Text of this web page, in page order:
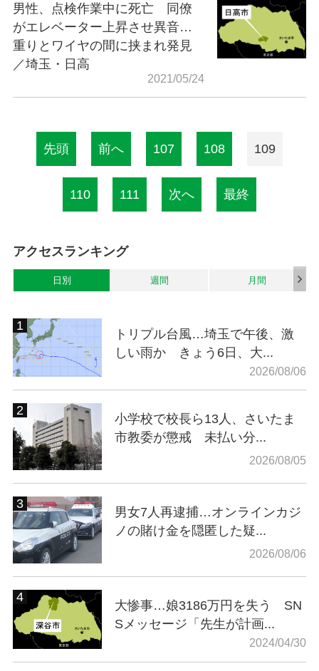
男性、点検作業中に死亡 同僚
がエレベーター上昇させ異音…
重りとワイヤの間に挟まれ発見
／埼玉・日高
2021/05/24
先頭 前へ 107 108 109
110 111 次へ 最終
アクセスランキング
日別 週間 月間
トリプル台風…埼玉で午後、激
しい雨か きょう6日、大...
2026/08/06
小学校で校長ら13人、さいたま
市教委が懲戒 未払い分...
2026/08/05
男女7人再逮捕…オンラインカジ
ノの賭け金を隠匿した疑...
2026/08/06
大惨事…娘3186万円を失う SN
Sメッセージ「先生が計画...
2024/04/30